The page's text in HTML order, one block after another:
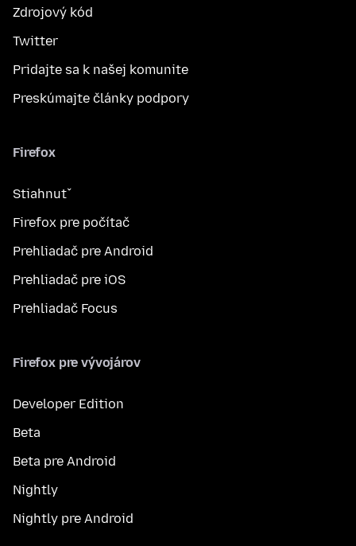
Zdrojový kód
Twitter
Pridajte sa k našej komunite
Preskúmajte články podpory
Firefox
Stiahnuť
Firefox pre počítač
Prehliadač pre Android
Prehliadač pre iOS
Prehliadač Focus
Firefox pre vývojárov
Developer Edition
Beta
Beta pre Android
Nightly
Nightly pre Android